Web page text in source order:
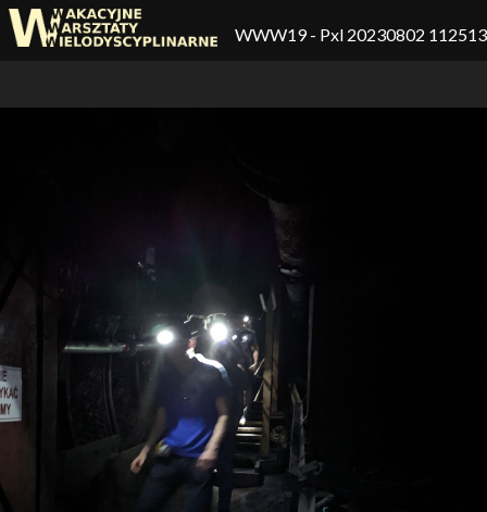
WWW19- Pxl 20230802